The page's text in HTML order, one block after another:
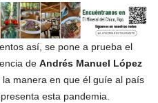
así, se pone a prueba el
de Andrés Manuel López
manera en que él guíe al país
esta pandemia.